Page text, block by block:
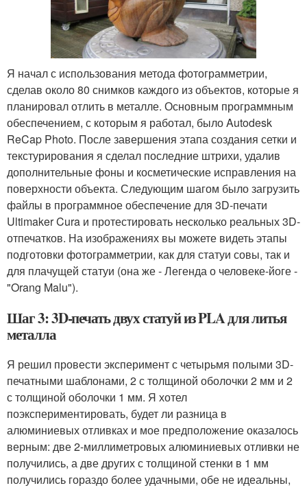
Я начал с использования метода фотограмметрии,
сделав около 80 снимков каждого из объектов, которые я
планировал отлить в металле. Основным программным
обеспечением, с которым я работал, было Autodesk
ReCap Photo. После завершения этапа создания сетки и
текстурирования я сделал последние штрихи, удалив
дополнительные фоны и косметические исправления на
поверхности объекта. Следующим шагом было загрузить
файлы в программное обеспечение для 3D-печати
Ultimaker Cura и протестировать несколько реальных 3D-
отпечатков. На изображениях вы можете видеть этапы
подготовки фотограмметрии, как для статуи совы, так и
для плачущей статуи (она же - Легенда о человеке-йоге -
"Orang Malu").
Шаг 3: 3D-печать двух статуй из PLA для литья
металла
Я решил провести эксперимент с четырьмя полыми 3D-
печатными шаблонами, 2 с толщиной оболочки 2 мм и 2
с толщиной оболочки 1 мм. Я хотел
поэкспериментировать, будет ли разница в
алюминиевых отливках и мое предположение оказалось
верным: две 2-миллиметровых алюминиевых отливки не
получились, а две других с толщиной стенки в 1 мм
получились гораздо более удачными, обе не идеальны,